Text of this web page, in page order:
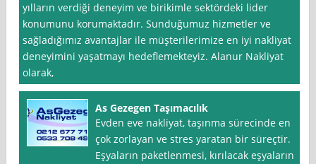
yılların verdiği deneyim ve birikimle sektördeki lider
konumunu korumaktadır. Sunduğumuz hizmetler ve
sağladığımız avantajlar ile müşterilerimize en iyi nakliyat
deneyimini yaşatmayı hedeflemekteyiz. Alanur Nakliyat
olarak,
As Gezegen Taşımacılık
Evden eve nakliyat, taşınma sürecinde en
çok zorlayan ve stres yaratan bir süreçtir.
Eşyaların paketlenmesi, kırılacak eşyaların